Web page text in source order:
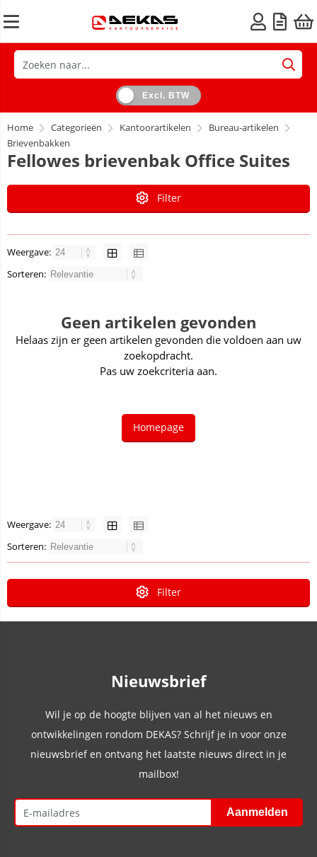
Excl. BTW
Home Categorieën Kantoorartikelen
Bureau-artikelen
Brievenbakken
Fellowes brievenbak Office Suites
Filter
Weergave:
Sorteren:
Geen artikelen gevonden
Helaas zijn er geen artikelen gevonden die voldoen aan uw
zoekopdracht.
Pas uw zoekcriteria aan.
Homepage
Weergave:
Sorteren:
Filter
Nieuwsbrief
Wil je op de hoogte blijven van al het nieuws en
ontwikkelingen rondom DEKAS? Schrijf je in voor onze
nieuwsbrief en ontvang het laatste nieuws direct in je
mailbox!